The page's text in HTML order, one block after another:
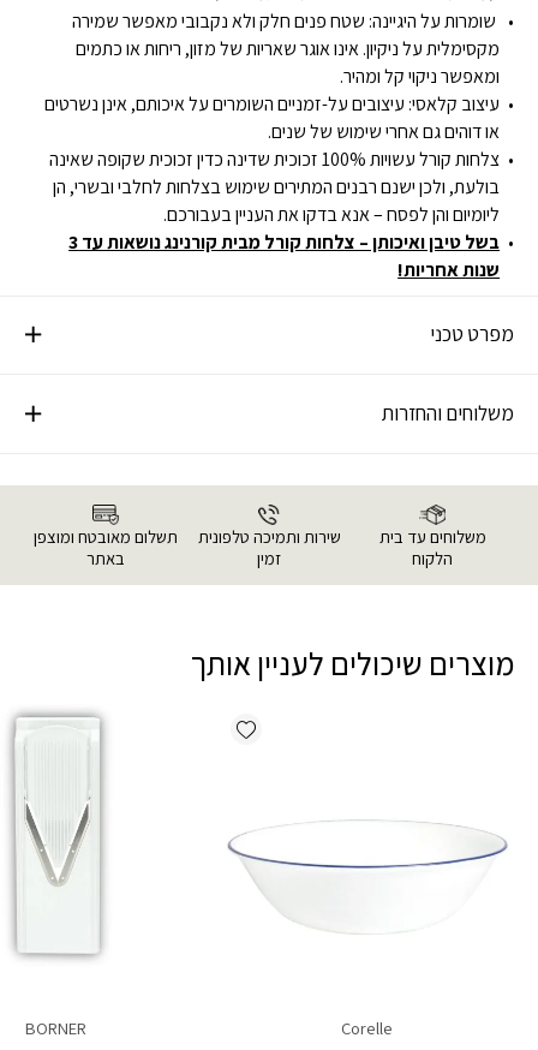
שומרות על היגיינה: שטח פנים חלק ולא נקבובי מאפשר שמירה
מקסימלית על ניקיון. אינו אוגר שאריות של מזון, ריחות או כתמים
ומאפשר ניקוי קל ומהיר.
עיצוב קלאסי: עיצובים על-זמניים השומרים על איכותם, אינן נשרטים
או דוהים גם אחרי שימוש של שנים.
צלחות קורל עשויות 100% זכוכית שדינה כדין זכוכית שקופה שאינה
בולעת, ולכן ישנם רבנים המתירים שימוש בצלחות לחלבי ובשרי, הן
ליומיום והן לפסח – אנא בדקו את העניין בעבורכם.
בשל טיבן ואיכותן – צלחות קורל מבית קורנינג נושאות עד 3
שנות אחריות!
מפרט טכני
משלוחים והחזרות
משלוחים עד בית
הלקוח
שירות ותמיכה טלפונית
זמין
תשלום מאובטח ומוצפן
באתר
מוצרים שיכולים לעניין אותך
Add wishlist
Corelle
BORNER